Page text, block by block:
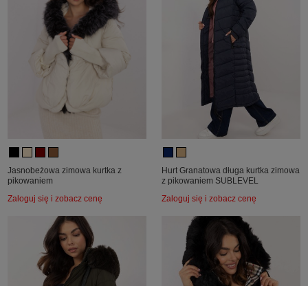
Jasnobeżowa zimowa kurtka z
pikowaniem
Zaloguj się i zobacz cenę
Hurt Granatowa długa kurtka zimowa
z pikowaniem SUBLEVEL
Zaloguj się i zobacz cenę